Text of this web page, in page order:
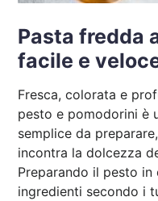
Pasta fredda
facile e
Fresca, colorata e
pesto e pomodorini è
semplice da
incontra la dolcezza
Preparando il pesto
ingredienti secondo i